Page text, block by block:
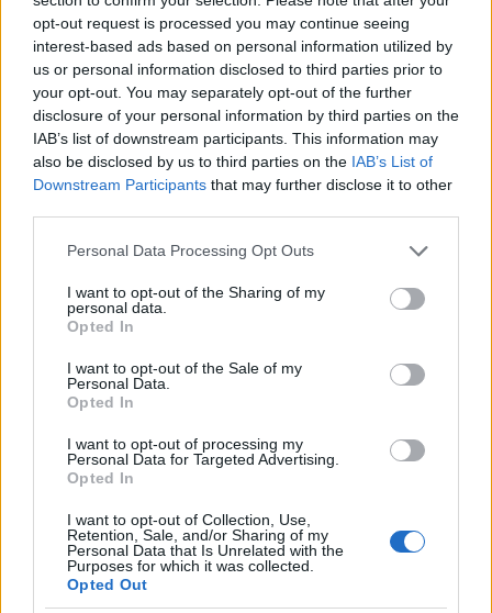
opt-out request is processed you may continue seeing
interest-based ads based on personal information utilized by
us or personal information disclosed to third parties prior to
your opt-out. You may separately opt-out of the further
disclosure of your personal information by third parties on the
IAB’s list of downstream participants. This information may
also be disclosed by us to third parties on the IAB’s List of
Downstream Participants that may further disclose it to other
Please note that this website/app uses one or more Google
not limited to your visit or usage behaviour. You may click to
grant or deny consent to Google and its third-party tags to
use your data for below specified purposes in below Google
consent section.
Personal Data Processing Opt Outs
I want to opt-out of the Sharing of my
personal data.
Opted In
I want to opt-out of the Sale of my
Personal Data.
Opted In
I want to opt-out of processing my
Personal Data for Targeted Advertising.
Opted In
I want to opt-out of Collection, Use,
Retention, Sale, and/or Sharing of my
Personal Data that Is Unrelated with the
Purposes for which it was collected.
Opted Out
Μητσοτάκη είναι αυτό που έχει πετύχει, αφενός να
αντιμετωπίσει το λαϊκισμό, αφετέρου να φέρει ανάπτυξη και
πρόοδο στη χώρα, πρόσθεσε.
Για τις τηλεφωνικές παρακολουθήσεις, τέλος, αντέτεινε πως
«αν υπήρχε συστημικό πρόβλημα, αντιμετωπίσθηκε με νόμο
που φέρνουμε εμείς. Όλα τα υπόλοιπα βρίσκονται προς
έλεγχο στη δικαιοσύνη και τις αρμόδιες ανεξάρτητες αρχές».
Συμπερασματικώς, «το κράτος δικαίου λειτουργεί
τη βελτίωση των δικαιικών αρχών είναι διαρκής».
ευρωεκλογές Μάκης Βορίδης Φρέντι Μπελέρης
FacebookTwitter Pinterest LinkedIn
ΠΡΟΗΓΟΎΜΕΝΟ ΆΡΘΡΟ
Τρέμουν τον Μπελέρη, μισούν
ΕΠΌΜΕΝΟ ΆΡΘΡΟ